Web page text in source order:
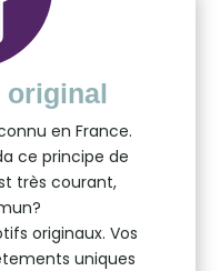
original
en France.
ce principe de
très courant,
originaux. Vos
uniques